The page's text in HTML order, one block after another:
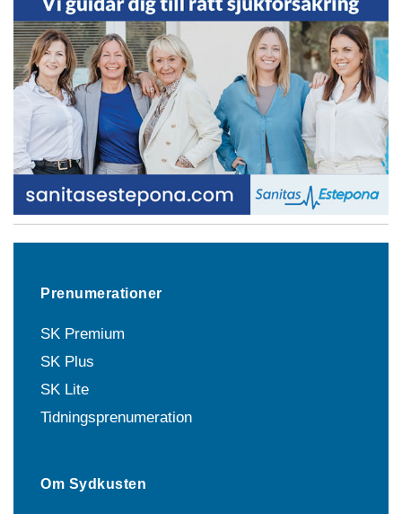
Prenumerationer
SK Premium
SK Plus
SK Lite
Tidningsprenumeration
Om Sydkusten